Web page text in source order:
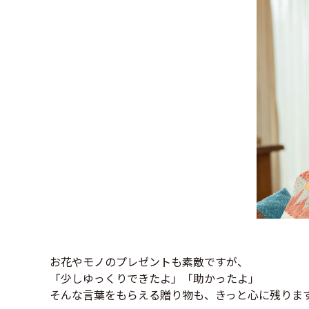
お花やモノのプレゼントも素敵ですが、
「少しゆっくりできたよ」「助かったよ」
そんな言葉をもらえる贈り物も、きっと心に残りま